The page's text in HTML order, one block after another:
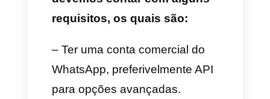
plataforma.
Embora os anúncios do
WhatsApp não se realizem